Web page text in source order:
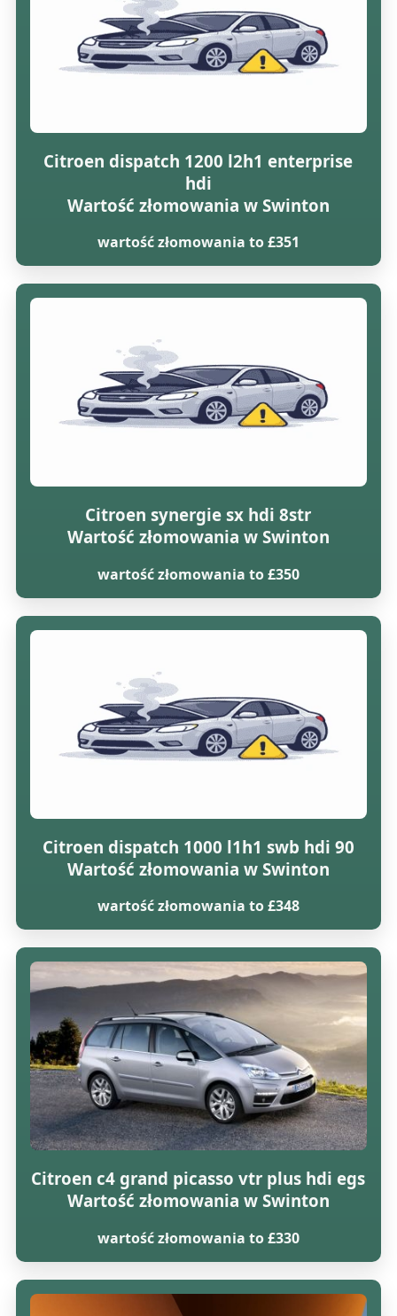
Citroen dispatch 1200 l2h1 enterprise
hdi
Wartość złomowania w Swinton
wartość złomowania to £351
Citroen synergie sx hdi 8str
Wartość złomowania w Swinton
wartość złomowania to £350
Citroen dispatch 1000 l1h1 swb hdi 90
Wartość złomowania w Swinton
wartość złomowania to £348
Citroen c4 grand picasso vtr plus hdi egs
Wartość złomowania w Swinton
wartość złomowania to £330